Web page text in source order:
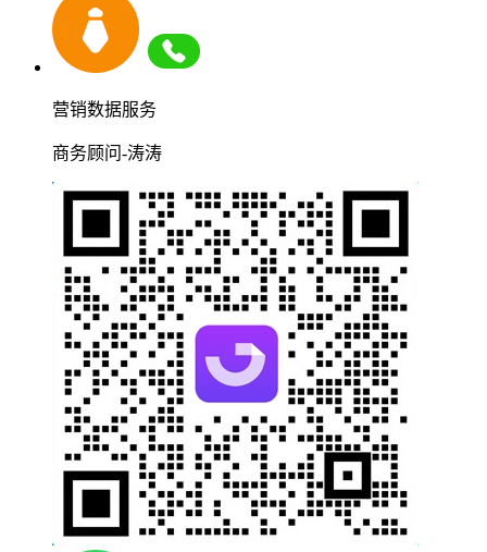
营销数据服务
商务顾问-涛涛